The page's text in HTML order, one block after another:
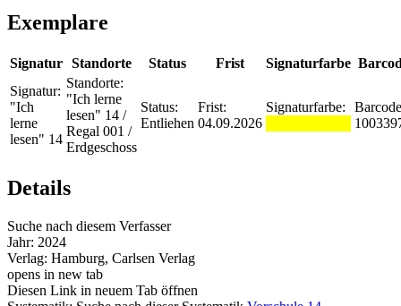
Exemplare
Signatur Standorte Status Frist Signaturfarbe
Signatur:
"Ich
lerne
lesen" 14
Standorte:
"Ich lerne
lesen" 14 /
Regal 001 /
Erdgeschoss
Status:
Entliehen
Frist:
04.09.2026
Signaturfarbe:
Details
Suche nach diesem Verfasser
Jahr: 2024
Verlag: Hamburg, Carlsen Verlag
opens in new tab
Diesen Link in neuem Tab öffnen